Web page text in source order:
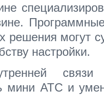
решения могут
настройки.
связи
мини АТС и